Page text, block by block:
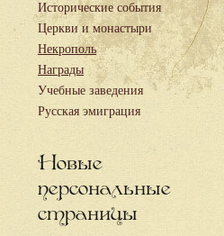
Исторические события
Церкви и монастыри
Некрополь
Награды
Учебные заведения
Русская эмиграция
Новые
персональные
страницы